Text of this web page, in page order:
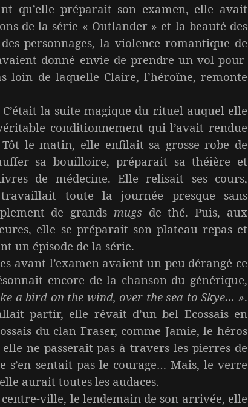
qu’elle préparait son examen, elle avait
de la série « Outlander » et la beauté des
personnages, la violence romantique de
donné envie de prendre un vol pour
loin de laquelle Claire, l’héroïne, remonte
C’était la suite magique du rituel auquel elle
conditionnement qui l’avait rendue
Tôt le matin, elle enfilait sa grosse robe de
sa bouilloire, préparait sa théière et
de médecine. Elle relisait ses cours,
toute la journée presque sans
de grands mugs de thé. Puis, aux
elle se préparait son plateau repas et
un épisode de la série.
avant l’examen avaient un peu dérangé ce
encore de la chanson du générique,
a bird on the wind, over the sea to Skye… ».
partir, elle rêvait d’un bel Ecossais en
du clan Fraser, comme Jamie, le héros
ne passerait pas à travers les pierres de
s’en sentait pas le courage… Mais, le verre
aurait toutes les audaces.
ville, le lendemain de son arrivée, elle